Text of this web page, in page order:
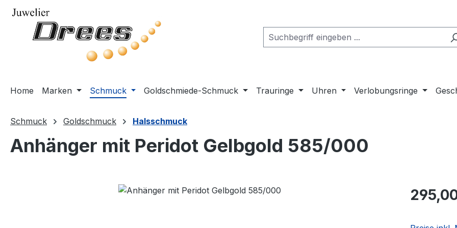
Hauptinhalt springen
Zur Suche springen
Zur Hauptnavigation springen
Home Marken Schmuck Goldschmiede-Schmuck Trauringe Uhren Verlobungsringe
Schmuck Goldschmuck Halsschmuck
Anhänger mit Peridot Gelbgold 585/000
Regulärer